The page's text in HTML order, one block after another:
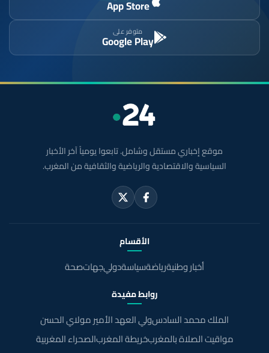
App Store
متوفر على
Google Play
موقع إخباري مستقل وشامل. تابعوا يومياً آخر الأخبار
السياسية والاقتصادية والرياضية والثقافية من المغرب.
الأقسام
أخبار وطنيةرياضةسياسةدوليجهاتصحة
روابط مفيدة
الملك محمد السادسولي العهد الأمير مولاي الحسن
مواقيت الصلاة بالمغربخريطة المغربالصحراء المغربية